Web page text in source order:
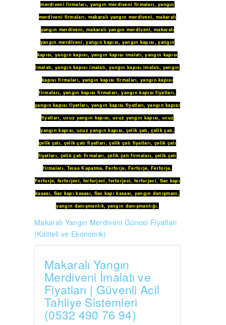
merdiveni firmaları, yangın merdiveni firmaları, yangın
merdiveni firmaları, makaralı yangın merdiveni,makaralı
yangın merdiveni, makaralı yangın merdiveni,makaralı
yangın merdiveni,yangın kapısı, yangın kapısı,yangın
kapısı,yangın kapısı, yangın kapısı imalatı,yangın kapısı
imalatı,yangın kapısı imalatı, yangın kapısı imalatı, yangın
kapısı firmaları, yangın kapısı firmaları,yangın kapısı
firmaları, yangın kapısı firmaları,yangın kapısı fiyatları,
yangın kapısı fiyatları, yangın kapısı fiyatları,yangın kapısı
fiyatları,ucuz yangın kapısı,ucuz yangın kapısı,ucuz
yangın kapısı, ucuz yangın kapısı, çelik çatı,çelik çatı,
çelik çatı, çelik çatı fiyatları,çelik çatı fiyatları, çelik çatı
fiyatları, çelik çatı firmaları,çelik çatı firmaları, çelik çatı
firmaları, Teras Kapatma,Ferforje,Ferforje,Ferforje,
Ferforje,ferforjeci, ferforjeci,ferforjeci, ferforjeci, Sac kapı
kasası, Sac kapı kasası, Sac kapı kasası, yangın danışmanı,
yangın danışmanlık, yangın danışmanlığı.
Makaralı Yangın Merdiveni Güncel Fiyatları
(Kaliteli ve Ekonomik)
Makaralı Yangın
Merdiveni İmalatı ve
Fiyatları | Güvenli Acil
Tahliye Sistemleri
(0532 490 76 94)